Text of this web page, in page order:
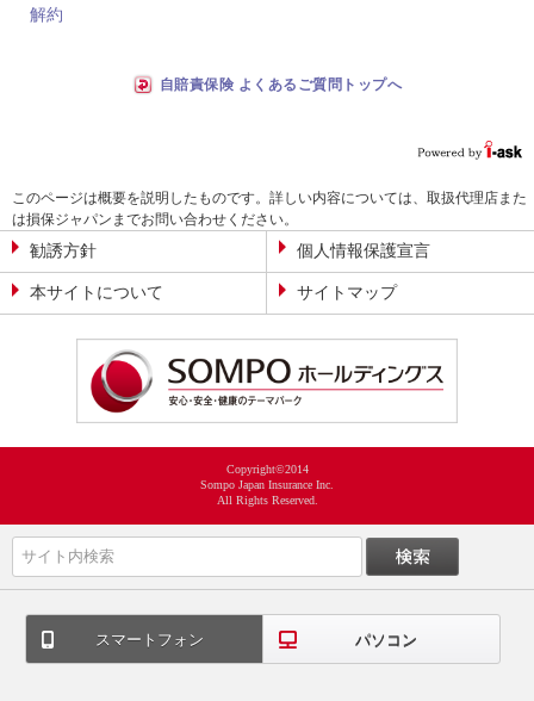
解約
自賠責保険 よくあるご質問トップへ
このページは概要を説明したものです。詳しい内容については、取扱代理店また
は損保ジャパンまでお問い合わせください。
勧誘方針 個人情報保護宣言
本サイトについて サイトマップ
Copyright©2014
Sompo Japan Insurance Inc.
All Rights Reserved.
スマートフォン パソコン